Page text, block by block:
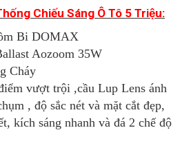
Chiếu Sáng Ô Tô 5 Triệu:
Bi DOMAX
Aozoom 35W
Cháy
vượt trội ,cầu Lup Lens ánh
, độ sắc nét và mặt cắt đẹp,
kích sáng nhanh và đá 2 chế độ